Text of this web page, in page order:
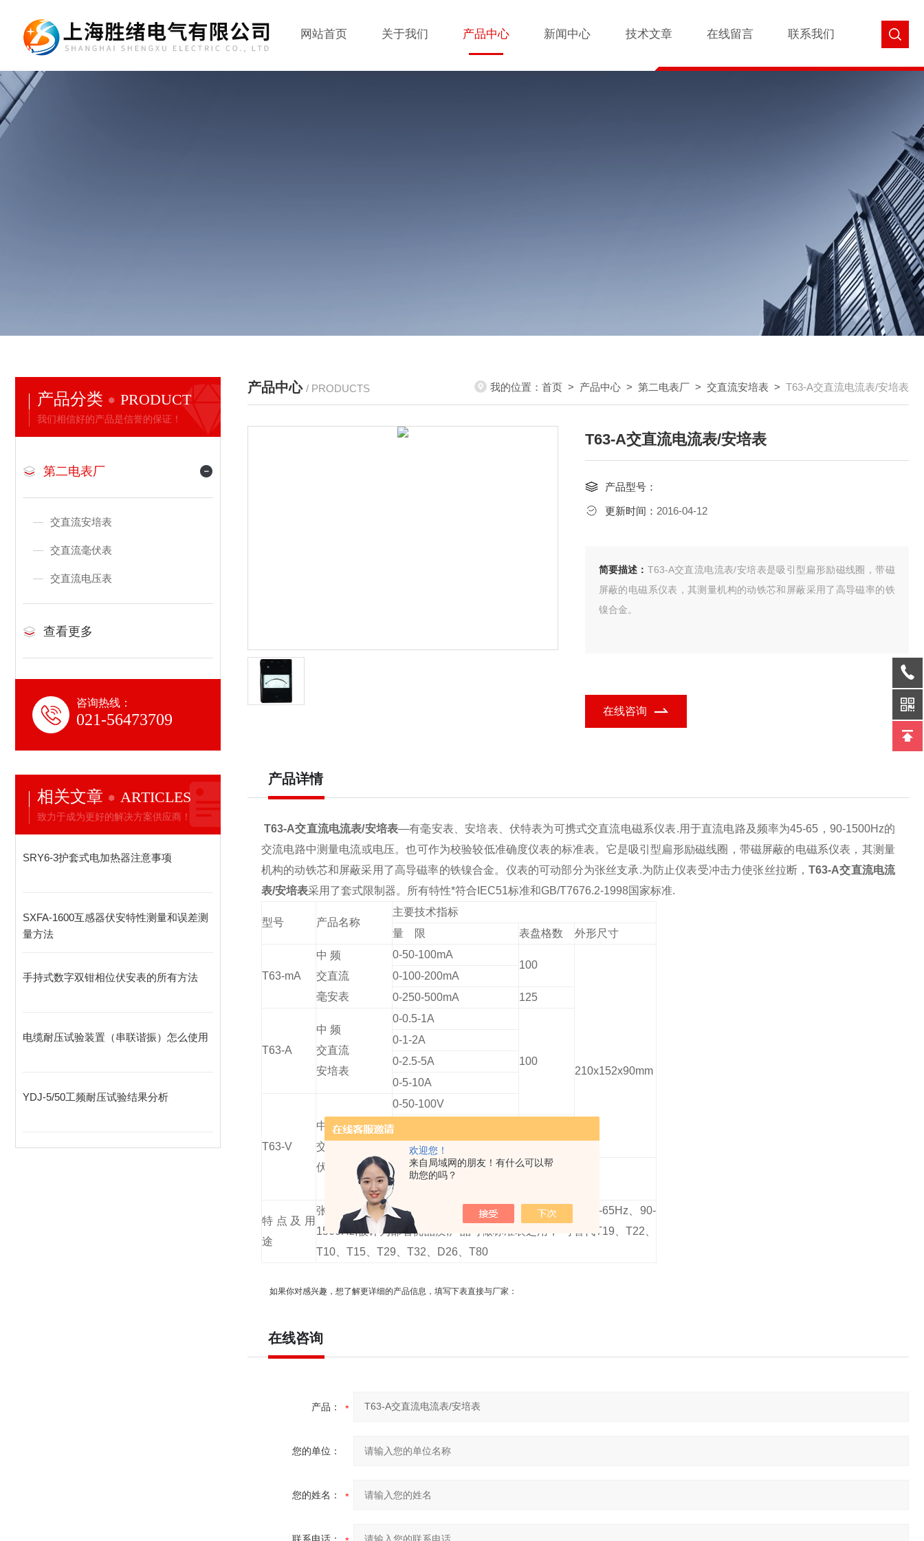
欢迎您！
来自局域网的朋友！有什么可以帮
助您的吗？
网站首页 关于我们 产品中心 新闻中心 技术文章 在线留言 联系我们
产品分类 PRODUCT
我们相信好的产品是信誉的保证！
第二电表厂
交直流安培表
交直流毫伏表
交直流电压表
查看更多
咨询热线：
021-56473709
相关文章 ARTICLES
致力于成为更好的解决方案供应商！
SRY6-3护套式电加热器注意事项
SXFA-1600互感器伏安特性测量和误差测
量方法
手持式数字双钳相位伏安表的所有方法
电缆耐压试验装置（串联谐振）怎么使用
YDJ-5/50工频耐压试验结果分析
产品中心 / PRODUCTS 我的位置： 首页 > 产品中心 > 第二电表厂 > 交直流安培表 > T63-A交直流电流表/安培表
T63-A交直流电流表/安培表
产品型号：
更新时间： 2016-04-12
简要描述： T63-A交直流电流表/安培表是吸引型扁形励磁线圈，带磁
屏蔽的电磁系仪表，其测量机构的动铁芯和屏蔽采用了高导磁率的铁
镍合金。
在线咨询
产品详情
T63-A交直流电流表/安培表—有毫安表、安培表、伏特表为可携式交直流电磁系仪表.用于直流电路及频率为45-65，90-1500Hz的
交流电路中测量电流或电压。也可作为校验较低准确度仪表的标准表。它是吸引型扁形励磁线圈，带磁屏蔽的电磁系仪表，其测量
机构的动铁芯和屏蔽采用了高导磁率的铁镍合金。仪表的可动部分为张丝支承.为防止仪表受冲击力使张丝拉断，T63-A交直流电流
表/安培表采用了套式限制器。所有特性*符合IEC51标准和GB/T7676.2-1998国家标准.
型号 产品名称
主要技术指标
量 限
表盘格数 外形尺寸
T63-mA
中 频
交直流
毫安表
0-50-100mA
100
210x152x90mm
0-100-200mA
0-250-500mA
125
T63-A
中 频
交直流
安培表
0-0.5-1A
100
0-1-2A
0-2.5-5A
0-5-10A
T63-V
中 频
交直流
伏特表
0-50-100V
0-75-150V
0-125-250V
0-150-300V
0-300-600V
特点及用
途
张丝机构仪表、标尺长度110mm，重量≤2kg,工作频率45-65Hz、90-
1500Hz,被评为部省优品质,产品可做标准表之用， 可替代T19、T22、
T10、T15、T29、T32、D26、T80
如果你对感兴趣，想了解更详细的产品信息，填写下表直接与厂家：
在线咨询
产品：
您的单位：
您的姓名：